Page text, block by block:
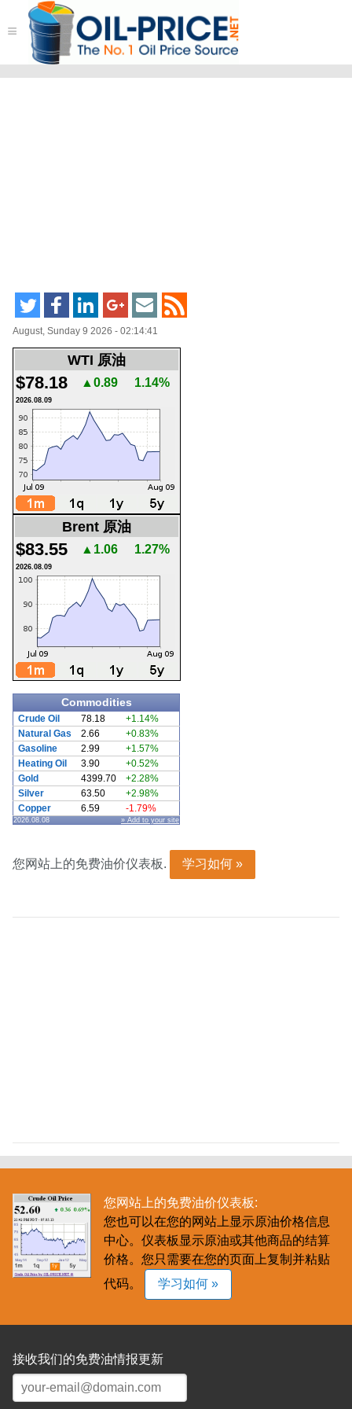
≡
August, Sunday 9 2026 - 02:14:41
WTI 原油
$78.18 ▲0.89 1.14%
2026.08.09
Brent 原油
$83.55 ▲1.06 1.27%
2026.08.09
Commodities
Crude Oil 78.18
+1.14%
Natural Gas
2.66
+0.83%
Gasoline
2.99
+1.57%
Heating Oil
3.90
+0.52%
Gold
4399.70
+2.28%
Silver
63.50
+2.98%
Copper
6.59 -1.79%
2026.08.08 » Add to your site
您网站上的免费油价仪表板. 学习如何 »
您网站上的免费油价仪表板:
您也可以在您的网站上显示原油价格信息
中心。仪表板显示原油或其他商品的结算
价格。您只需要在您的页面上复制并粘贴
代码。
学习如何 »
接收我们的免费油情报更新